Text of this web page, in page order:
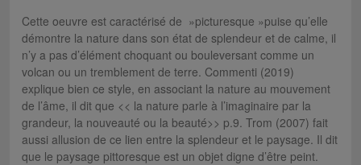
Cette oeuvre est caractérisé de »picturesque »puise qu’elle
démontre la nature dans son état de splendeur et de calme, il
n’y a pas d’élément choquant ou bouleversant comme un
volcan ou un tremblement de terre. Commenti (2019)
explique bien ce style, en associant la nature au mouvement
de l’âme, il dit que << la nature parle à l’imaginaire par la
grandeur, la nouveauté ou la beauté>> p.9. Trom (2007) fait
aussi allusion de ce lien entre la splendeur et le paysage. Il dit
que le paysage pittoresque est un objet digne d’être peint.